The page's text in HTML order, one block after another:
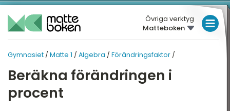
Övriga verktyg
Matteboken
Gymnasiet / Matte 1 / Algebra / Förändringsfaktor /
Beräkna förändringen i
procent
LÅGSTADIET
MELLANSTADIET
HÖGSTADIET
Översikt
1
GYMNASIET
MATTE 1